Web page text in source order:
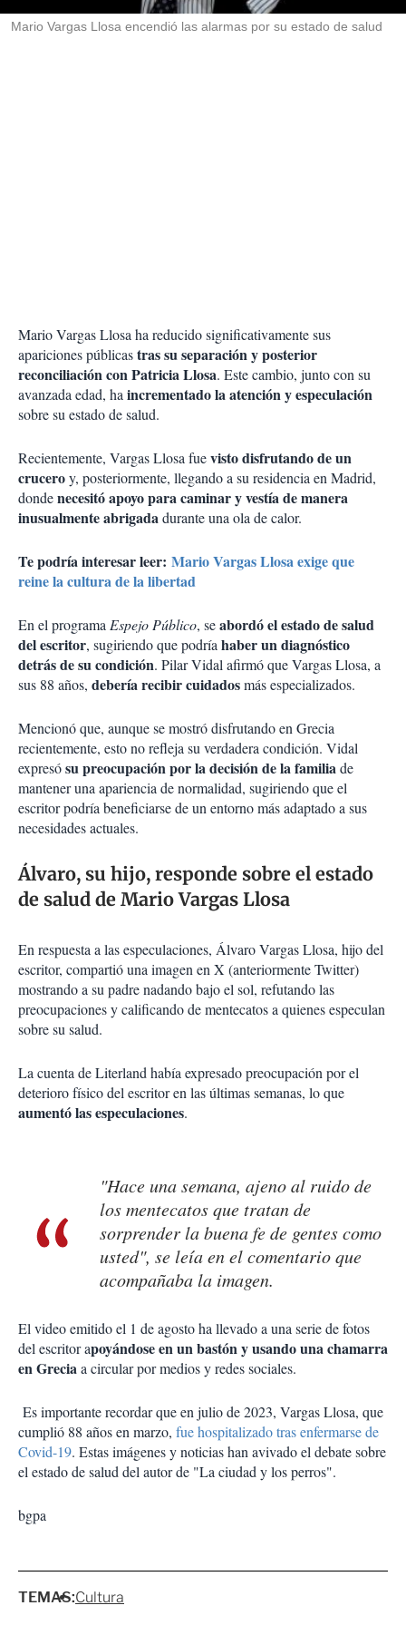
Mario Vargas Llosa encendió las alarmas por su estado de salud
Mario Vargas Llosa ha reducido significativamente sus
apariciones públicastras su separación y posterior
reconciliación con Patricia Llosa. Este cambio, junto con su
avanzada edad, haincrementado la atención y especulación
sobre su estado de salud.
Recientemente, Vargas Llosa fuevisto disfrutando de un
cruceroy, posteriormente, llegando a su residencia en Madrid,
dondenecesitó apoyo para caminar y vestía de manera
inusualmente abrigadadurante una ola de calor.
Te podría interesar leer: Mario Vargas Llosa exige que
reine la cultura de la libertad
En el programaEspejo Público, seabordó el estado de salud
del escritor, sugiriendo que podríahaber un diagnóstico
detrás de su condición. Pilar Vidal afirmó que Vargas Llosa, a
sus 88 años, debería recibir cuidadosmás especializados.
Mencionó que, aunque se mostró disfrutando en Grecia
recientemente, esto no refleja su verdadera condición. Vidal
expresósu preocupación por la decisión de la familiade
mantener una apariencia de normalidad, sugiriendo que el
escritor podría beneficiarse de un entorno más adaptado a sus
necesidades actuales.
Álvaro, su hijo, responde sobre el estado
de salud de Mario Vargas Llosa
En respuesta a las especulaciones, Álvaro Vargas Llosa, hijo del
escritor, compartió una imagen en X (anteriormente Twitter)
mostrando a su padre nadando bajo el sol, refutando las
preocupaciones y calificando de mentecatos a quienes especulan
sobre su salud.
La cuenta de Literland había expresado preocupación por el
deterioro físico del escritor en las últimas semanas, lo que
aumentó las especulaciones.
"Hace una semana, ajeno al ruido de
los mentecatos que tratan de
sorprender la buena fe de gentes como
usted", se leía en el comentario que
acompañaba la imagen.
El video emitido el 1 de agosto ha llevado a una serie de fotos
del escritor apoyándose en un bastón y usando una chamarra
en Greciaa circular por medios y redes sociales.
Es importante recordar que en julio de 2023, Vargas Llosa, que
cumplió 88 años en marzo, fue hospitalizado tras enfermarse de
Covid-19. Estas imágenes y noticias han avivado el debate sobre
el estado de salud del autor de "La ciudad y los perros".
bgpa
TEMAS:Cultura